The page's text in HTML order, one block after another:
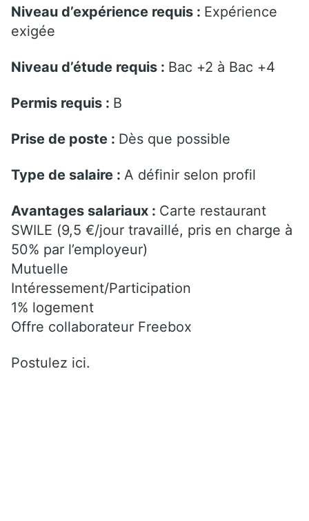
Niveau d’expérience requis : Expérience
exigée
Niveau d’étude requis : Bac +2 à Bac +4
Permis requis : B
Prise de poste : Dès que possible
Type de salaire : A définir selon profil
Avantages salariaux : Carte restaurant
SWILE (9,5 €/jour travaillé, pris en charge à
50% par l’employeur)
Mutuelle
Intéressement/Participation
1% logement
Offre collaborateur Freebox
Postulez ici.